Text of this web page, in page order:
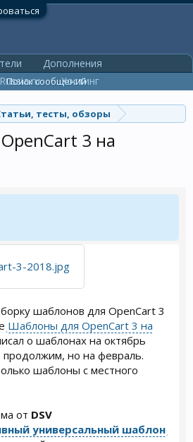
тесты, обзоры
3 на
шаблонов для OpenCart 3
Шаблоны для OpenCart 3 на
о шаблонах на октябрь
продолжим, но на февраль.
шаблоны с местного
от DSV
универсальный шаблон
Поиск сообщений
Дополнения
Хостинг